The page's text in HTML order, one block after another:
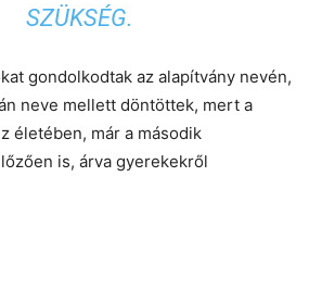
SZÜKSÉG.
gondolkodtak az alapítvány nevén,
neve mellett döntöttek, mert a
életében, már a második
is, árva gyerekekről